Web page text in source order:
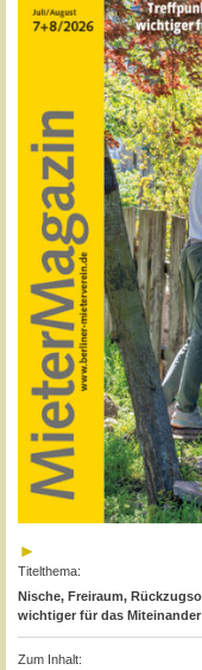
Titelthema:
Nische, Freiraum,
wichtiger für das
Zum Inhalt: